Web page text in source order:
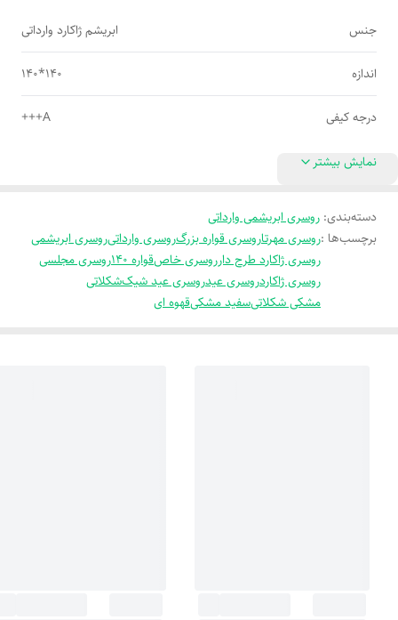
جنس ابریشم ژاکارد وارداتی
اندازه 140*140
درجه کیفی A+++
نمایش بیشتر
دسته‌بندی: روسری ابریشمی وارداتی
برچسب‌ها :روسری مهرتاروسری قواره بزرگروسری وارداتیروسری ابریشمی
روسری ژاکارد طرح دارروسری خاصقواره 140
روسری مجلسی
روسری ژاکاردروسری عیدروسری عید شیکشکلاتی
مشکی شکلاتیسفید مشکیقهوه ای